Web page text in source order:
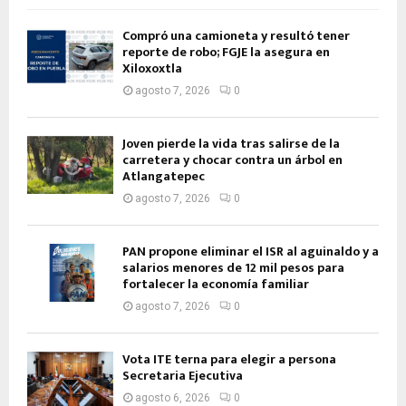
Compró una camioneta y resultó tener
reporte de robo; FGJE la asegura en
Xiloxoxtla
agosto 7, 2026 0
Joven pierde la vida tras salirse de la
carretera y chocar contra un árbol en
Atlangatepec
agosto 7, 2026 0
PAN propone eliminar el ISR al aguinaldo y a
salarios menores de 12 mil pesos para
fortalecer la economía familiar
agosto 7, 2026 0
Vota ITE terna para elegir a persona
Secretaria Ejecutiva
agosto 6, 2026 0